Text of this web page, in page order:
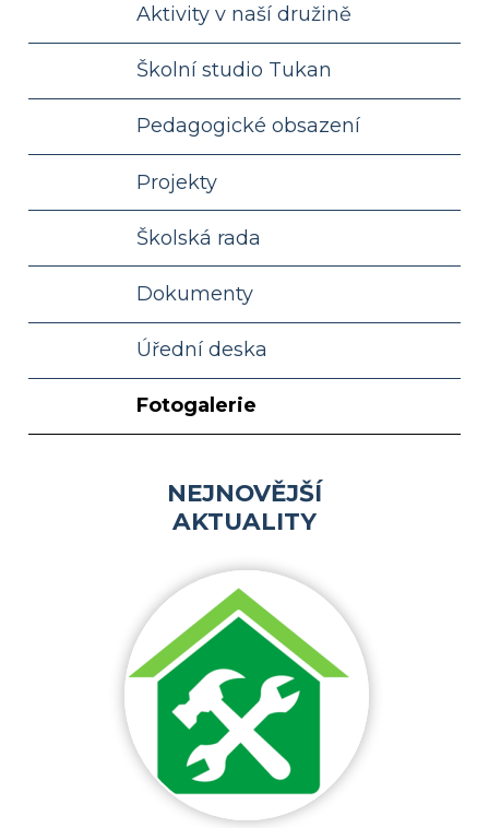
Aktivity v naší družině
Školní studio Tukan
Pedagogické obsazení
Projekty
Školská rada
Dokumenty
Úřední deska
Fotogalerie
NEJNOVĚJŠÍ
AKTUALITY